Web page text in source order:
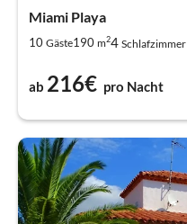
Miami Playa
10 Gäste190 m24 Schlafzimmer
ab 216€ pro Nacht